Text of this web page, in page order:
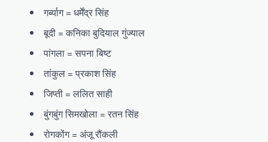
गर्ब्याग = धर्मेंद्र सिंह
बूदी = कनिका बुदियाल गुंज्याल
पांगला = सपना बिष्ट
तांकुल = प्रकाश सिंह
जिप्ती = ललित साही
बुंगबुंग सिमखोला = रतन सिंह
रोगकोंग = अंजू रौंकली